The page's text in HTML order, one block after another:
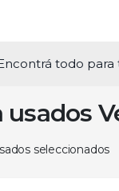
todo
usados
seleccionados